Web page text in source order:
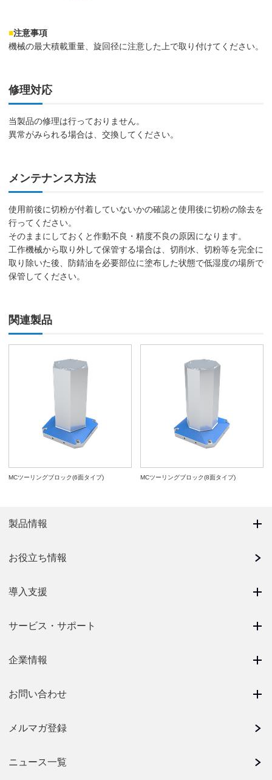
■注意事項
機械の最大積載重量、旋回径に注意した上で取り付けてください。
修理対応
当製品の修理は行っておりません。
異常がみられる場合は、交換してください。
メンテナンス方法
使用前後に切粉が付着していないかの確認と使用後に切粉の除去を
行ってください。
そのままにしておくと作動不良・精度不良の原因になります。
工作機械から取り外して保管する場合は、切削水、切粉等を完全に
取り除いた後、防錆油を必要部位に塗布した状態で低湿度の場所で
保管してください。
関連製品
MCツーリングブロック(6面タイプ) MCツーリングブロック(8面タイプ)
製品情報
お役立ち情報
導入支援
サービス・サポート
企業情報
お問い合わせ
メルマガ登録
ニュース一覧